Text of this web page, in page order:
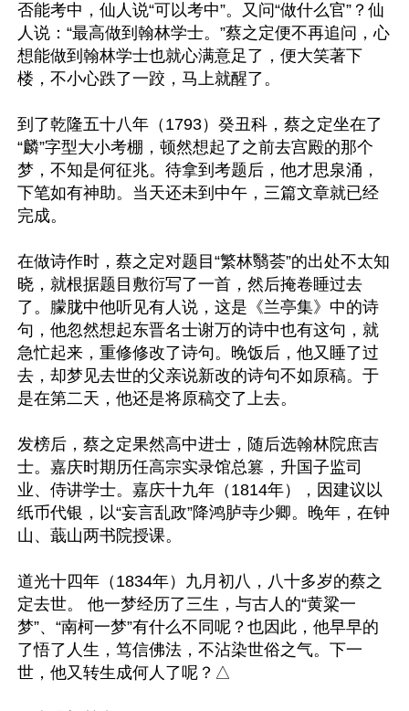
否能考中，仙人说“可以考中”。又问“做什么官”？仙
人说：“最高做到翰林学士。”蔡之定便不再追问，心
想能做到翰林学士也就心满意足了，便大笑著下
楼，不小心跌了一跤，马上就醒了。
到了乾隆五十八年（1793）癸丑科，蔡之定坐在了
“麟”字型大小考棚，顿然想起了之前去宫殿的那个
梦，不知是何征兆。待拿到考题后，他才思泉涌，
下笔如有神助。当天还未到中午，三篇文章就已经
完成。
在做诗作时，蔡之定对题目“繁林翳荟”的出处不太知
晓，就根据题目敷衍写了一首，然后掩卷睡过去
了。朦胧中他听见有人说，这是《兰亭集》中的诗
句，他忽然想起东晋名士谢万的诗中也有这句，就
急忙起来，重修修改了诗句。晚饭后，他又睡了过
去，却梦见去世的父亲说新改的诗句不如原稿。于
是在第二天，他还是将原稿交了上去。
发榜后，蔡之定果然高中进士，随后选翰林院庶吉
士。嘉庆时期历任高宗实录馆总篡，升国子监司
业、侍讲学士。嘉庆十九年（1814年），因建议以
纸币代银，以“妄言乱政”降鸿胪寺少卿。晚年，在钟
山、蕺山两书院授课。
道光十四年（1834年）九月初八，八十多岁的蔡之
定去世。 他一梦经历了三生，与古人的“黄粱一
梦”、“南柯一梦”有什么不同呢？也因此，他早早的
了悟了人生，笃信佛法，不沾染世俗之气。下一
世，他又转生成何人了呢？△